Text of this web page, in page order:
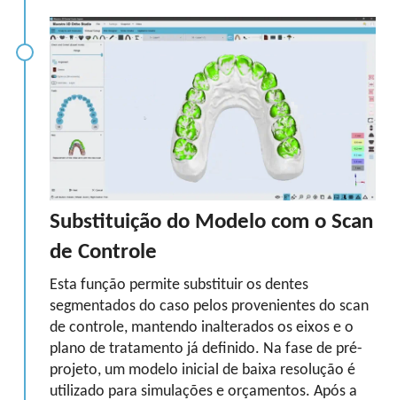
Substituição do Modelo com o Scan
de Controle
Esta função permite substituir os dentes
segmentados do caso pelos provenientes do scan
de controle, mantendo inalterados os eixos e o
plano de tratamento já definido. Na fase de pré-
projeto, um modelo inicial de baixa resolução é
utilizado para simulações e orçamentos. Após a